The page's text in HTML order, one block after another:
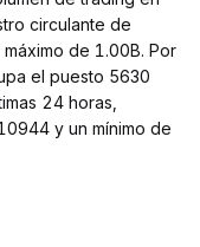
circulante de
máximo de 1.00B. Por
el puesto 5630
24 horas,
y un mínimo de